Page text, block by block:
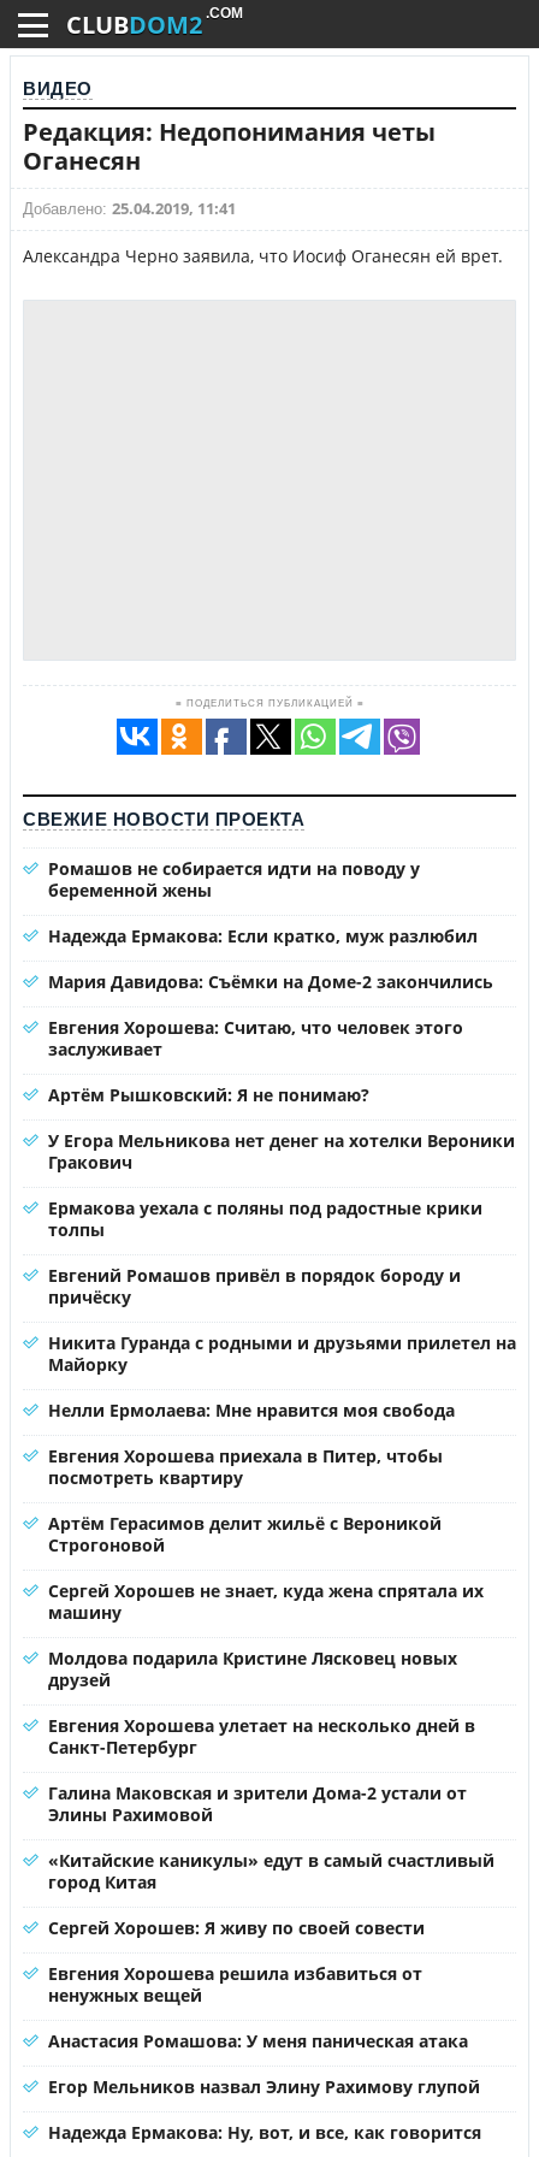
CLUBDOM2 .COM
ВИДЕО
Редакция: Недопонимания четы
Оганесян
Добавлено: 25.04.2019, 11:41
Александра Черно заявила, что Иосиф Оганесян ей врет.
≡ ПОДЕЛИТЬСЯ ПУБЛИКАЦИЕЙ ≡
СВЕЖИЕ НОВОСТИ ПРОЕКТА
Ромашов не собирается идти на поводу у
беременной жены
Надежда Ермакова: Если кратко, муж разлюбил
Мария Давидова: Съёмки на Доме-2 закончились
Евгения Хорошева: Считаю, что человек этого
заслуживает
Артём Рышковский: Я не понимаю?
У Егора Мельникова нет денег на хотелки Вероники
Гракович
Ермакова уехала с поляны под радостные крики
толпы
Евгений Ромашов привёл в порядок бороду и
причёску
Никита Гуранда с родными и друзьями прилетел на
Майорку
Нелли Ермолаева: Мне нравится моя свобода
Евгения Хорошева приехала в Питер, чтобы
посмотреть квартиру
Артём Герасимов делит жильё с Вероникой
Строгоновой
Сергей Хорошев не знает, куда жена спрятала их
машину
Молдова подарила Кристине Лясковец новых
друзей
Евгения Хорошева улетает на несколько дней в
Санкт-Петербург
Галина Маковская и зрители Дома-2 устали от
Элины Рахимовой
«Китайские каникулы» едут в самый счастливый
город Китая
Сергей Хорошев: Я живу по своей совести
Евгения Хорошева решила избавиться от
ненужных вещей
Анастасия Ромашова: У меня паническая атака
Егор Мельников назвал Элину Рахимову глупой
Надежда Ермакова: Ну, вот, и все, как говорится